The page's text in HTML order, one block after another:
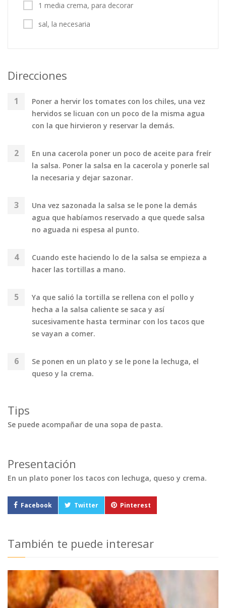
1 media crema, para decorar
sal, la necesaria
Direcciones
Poner a hervir los tomates con los chiles, una vez
hervidos se licuan con un poco de la misma agua
con la que hirvieron y reservar la demás.
En una cacerola poner un poco de aceite para freír
la salsa. Poner la salsa en la cacerola y ponerle sal
la necesaria y dejar sazonar.
Una vez sazonada la salsa se le pone la demás
agua que habíamos reservado a que quede salsa
no aguada ni espesa al punto.
Cuando este haciendo lo de la salsa se empieza a
hacer las tortillas a mano.
Ya que salió la tortilla se rellena con el pollo y
hecha a la salsa caliente se saca y así
sucesivamente hasta terminar con los tacos que
se vayan a comer.
Se ponen en un plato y se le pone la lechuga, el
queso y la crema.
Tips
Se puede acompañar de una sopa de pasta.
Presentación
En un plato poner los tacos con lechuga, queso y crema.
Facebook Twitter Pinterest
También te puede interesar